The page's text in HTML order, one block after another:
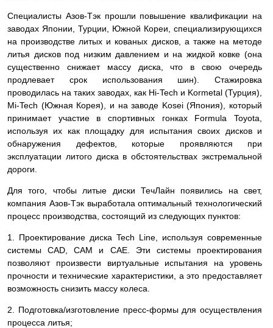
Специалисты Азов-Тэк прошли повышение квалификации на
заводах Японии, Турции, Южной Кореи, специализирующихся
на производстве литых и кованых дисков, а также на методе
литья дисков под низким давлением и на жидкой ковке (она
существенно снижает массу диска, что в свою очередь
продлевает срок использования шин). Стажировка
проводилась на таких заводах, как Hi-Tech и Kormetal (Турция),
Mi-Tech (Южная Корея), и на заводе Kosei (Япония), который
принимает участие в спортивных гонках Formula Toyota,
используя их как площадку для испытания своих дисков и
обнаружения дефектов, которые проявляются при
эксплуатации литого диска в обстоятельствах экстремальной
дороги.
Для того, чтобы литые диски ТечЛайн появились на свет,
компания Азов-Тэк выработала оптимальный технологический
процесс производства, состоящий из следующих пунктов:
1. Проектирование диска Tech Line, используя современные
системы СAD, CAM и CAE. Эти системы проектирования
позволяют произвести виртуальные испытания на уровень
прочности и технические характеристики, а это предоставляет
возможность снизить массу колеса.
2. Подготовка/изготовление пресс-формы для осуществления
процесса литья;